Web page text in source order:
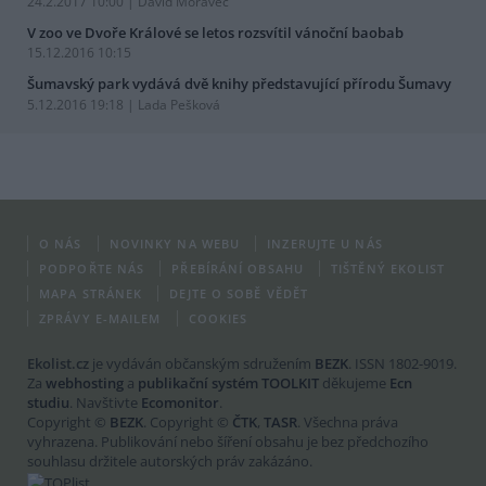
V zoo ve Dvoře Králové se letos rozsvítil vánoční baobab
15.12.2016 10:15
Šumavský park vydává dvě knihy představující přírodu Šumavy
5.12.2016 19:18 | Lada Pešková
O NÁS NOVINKY NA WEBU
INZERUJTE U NÁS
PODPOŘTE NÁS
PŘEBÍRÁNÍ OBSAHU
TIŠTĚNÝ EKOLIST
MAPA STRÁNEK
DEJTE O SOBĚ VĚDĚT
ZPRÁVY E-MAILEM
COOKIES
Ekolist.cz je vydáván občanským sdružením BEZK. ISSN 1802-9019.
Za webhosting a publikační systém TOOLKIT děkujeme Ecn
studiu. Navštivte Ecomonitor.
Copyright © BEZK. Copyright © ČTK, TASR. Všechna práva
vyhrazena. Publikování nebo šíření obsahu je bez předchozího
souhlasu držitele autorských práv zakázáno.